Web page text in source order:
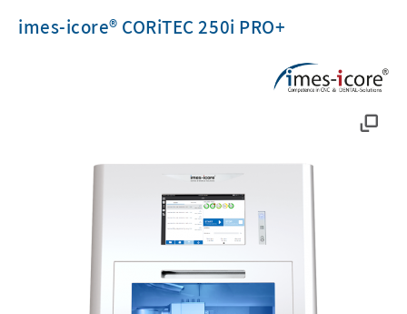
imes-icore® CORiTEC 250i PRO+